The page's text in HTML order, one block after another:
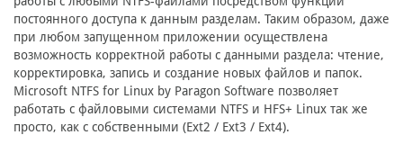
постоянного доступа к данным разделам. Таким образом, даже
при любом запущенном приложении осуществлена
возможность корректной работы с данными раздела: чтение,
корректировка, запись и создание новых файлов и папок.
Microsoft NTFS for Linux by Paragon Software позволяет
работать с файловыми системами NTFS и HFS+ Linux так же
просто, как с собственными (Ext2 / Ext3 / Ext4).